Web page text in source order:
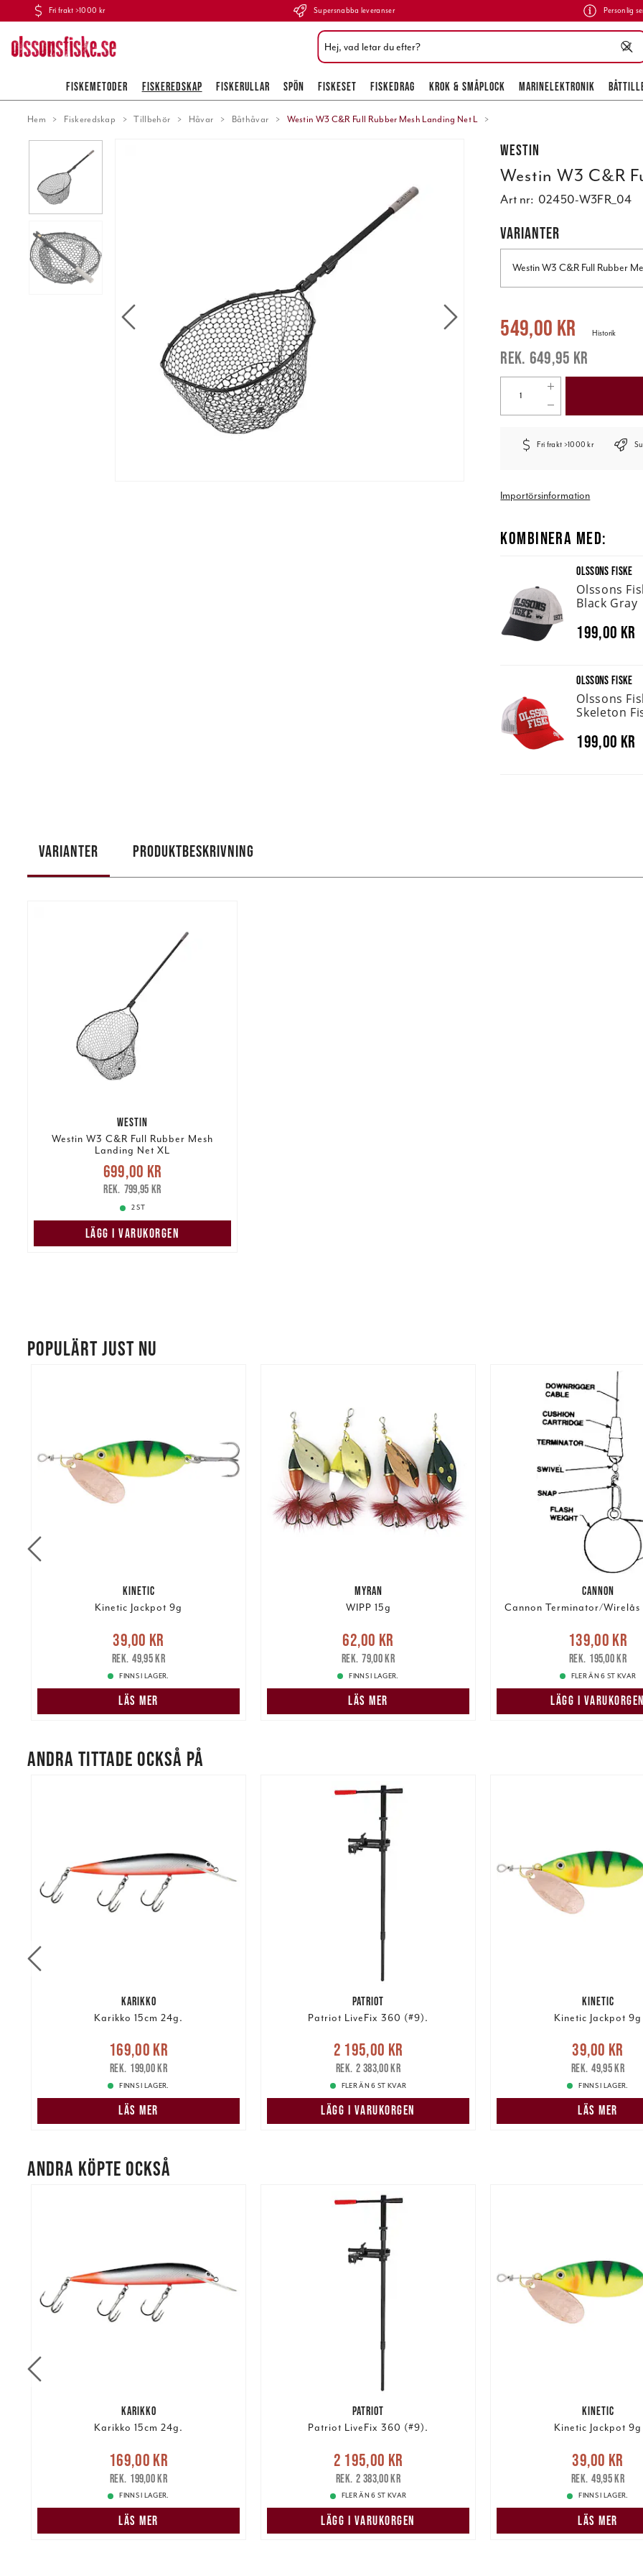
Fri frakt >1000 kr Supersnabba leveranser Personlig
FISKEMETODER FISKEREDSKAP FISKERULLAR SPÖN FISKESET FISKEDRAG KROK & SMÅPLOCK MARINELEKTRONIK
Hem Fiskeredskap Tillbehör Håvar Båthåvar Westin W3 C&R Full Rubber Mesh Landing Net L
Westin
Westin W3 C&R
Art nr: 02450-W3FR_04
VARIANTER
Westin W3 C&R Full Rubber
Nuvarande pris:549,00 kr
549,00 kr
649,95 kr
Historik
Fri frakt >1000 kr
Importörsinformation
KOMBINERA MED:
OLSSONS FISKE
Olssons
Black Gray
199,00 kr
OLSSONS FISKE
Olssons
Skeleton
199,00 kr
VARIANTER PRODUKTBESKRIVNING
WESTIN
Westin W3 C&R Full Rubber Mesh
Landing Net XL
Nuvarande pris
699,00 krTidigare pris
799,95 kr
699,00 kr
799,95 kr
2 ST
LÄGG I VARUKORGEN
POPULÄRT JUST NU
KINETIC
Kinetic Jackpot 9g
Nuvarande pris :39,00 kr
pris: 49,95 kr
39,00 kr
49,95 kr
FINNS I LAGER.
LÄS MER
MYRAN
WIPP 15g
Nuvarande pris :62,00 kr
pris: 79,00 kr
62,00 kr
79,00 kr
FINNS I LAGER.
LÄS MER
CANNON
Cannon Terminator/Wirelås
Nuvarande pris
Tidigare pris
139,00 kr
195,00 kr
FLER ÄN 6 ST KVAR
LÄGG I VARUKORGEN
ANDRA TITTADE OCKSÅ PÅ
KARIKKO
Karikko 15cm 24g.
Nuvarande pris
Tidigare pris
169,00 kr
199,00 kr
FINNS I LAGER.
LÄS MER
PATRIOT
Patriot LiveFix 360 (#9).
Nuvarande pris
2 195,00 krTidigare pris
2 383,00 kr
2 195,00 kr
2 383,00 kr
FLER ÄN 6 ST KVAR
LÄGG I VARUKORGEN
KINETIC
Kinetic Jackpot 9g
Nuvarande pris:39,00 kr
pris:49,95 kr
39,00 kr
49,95 kr
FINNS I LAGER.
LÄS MER
ANDRA KÖPTE OCKSÅ
KARIKKO
Karikko 15cm 24g.
Nuvarande pris
Tidigare pris
169,00 kr
199,00 kr
FINNS I LAGER.
LÄS MER
PATRIOT
Patriot LiveFix 360 (#9).
Nuvarande pris
2 195,00 krTidigare pris
2 383,00 kr
2 195,00 kr
2 383,00 kr
FLER ÄN 6 ST KVAR
LÄGG I VARUKORGEN
KINETIC
Kinetic Jackpot 9g
Nuvarande pris :39,00 kr
pris: 49,95 kr
39,00 kr
49,95 kr
FINNS I LAGER.
LÄS MER